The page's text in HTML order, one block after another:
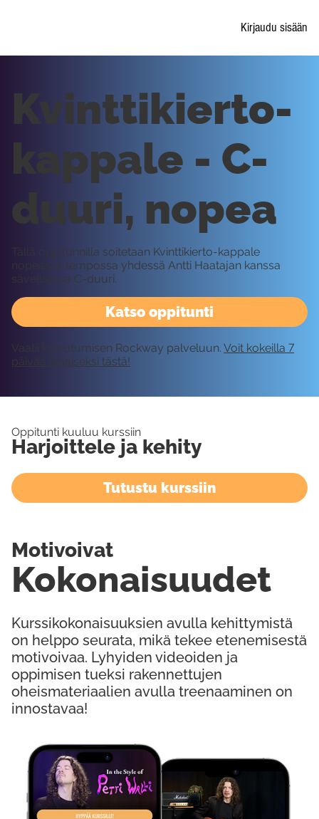
Kirjaudu sisään
Katso oppitunti
Kvinttikierto-
kappale - C-
duuri, nopea
Tällä oppitunnilla soitetaan Kvinttikierto-kappale
nopeassa tempossa yhdessä Antti Haatajan kanssa
sävellajissa C-duuri.
Vaatii kirjautumisen Rockway palveluun. Voit kokeilla 7
päivää ilmaiseksi tästä!
Oppitunti kuuluu kurssiin
Harjoittele ja kehity
Tutustu kurssiin
Kurssikokonaisuuksien avulla kehittymistä
on helppo seurata, mikä tekee etenemisestä
motivoivaa. Lyhyiden videoiden ja
oppimisen tueksi rakennettujen
oheismateriaalien avulla treenaaminen on
innostavaa!
Kokonaisuudet
Motivoivat